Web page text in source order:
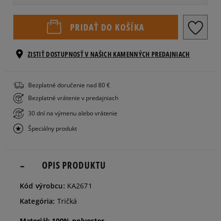
Veľkosti EU Veľkosti US
38
PRIDAŤ DO KOŠÍKA
ZISTIŤ DOSTUPNOSŤ V NAŠICH KAMENNÝCH PREDAJNIACH
Bezplatné doručenie nad 80 €
Bezplatné vrátenie v predajniach
30 dní na výmenu alebo vrátenie
Špeciálny produkt
OPIS PRODUKTU
Kód výrobcu: KA2671
Kategória: Tričká